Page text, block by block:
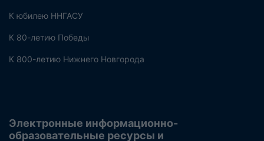
К юбилею ННГАСУ
К 80-летию Победы
К 800-летию Нижнего Новгорода
Электронные информационно-
образовательные ресурсы и